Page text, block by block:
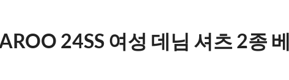
24SS 여성 데님 셔츠 2종 베